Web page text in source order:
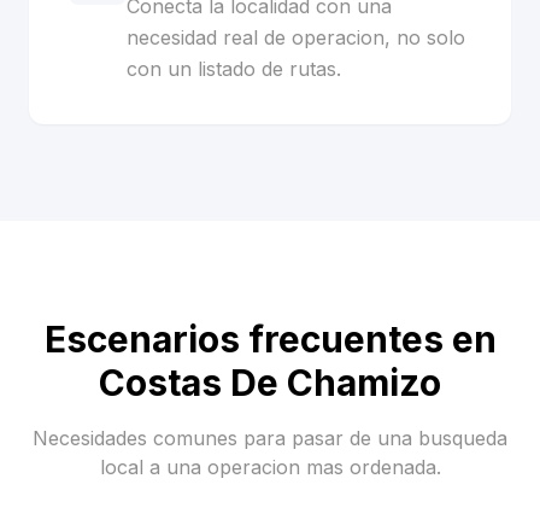
Conecta la localidad con una
necesidad real de operacion, no solo
con un listado de rutas.
Escenarios frecuentes en
Costas De Chamizo
Necesidades comunes para pasar de una busqueda
local a una operacion mas ordenada.